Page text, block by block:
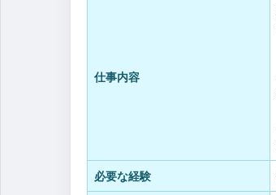
仕事内容
必要な経験